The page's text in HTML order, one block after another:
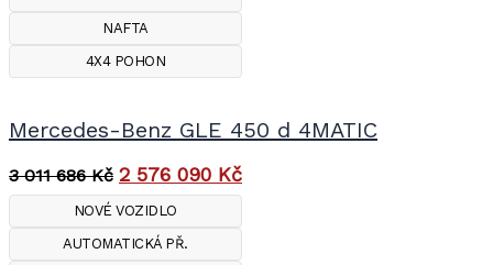
NAFTA
4X4 POHON
Mercedes-Benz GLE 450 d 4MATIC
3 011 686Kč 2 576 090 Kč
NOVÉ VOZIDLO
AUTOMATICKÁ PŘ.